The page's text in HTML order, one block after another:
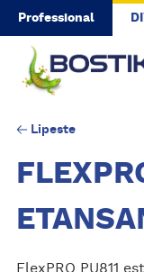
Skip to main
Professional
Lipeste
FlexPRO PU811